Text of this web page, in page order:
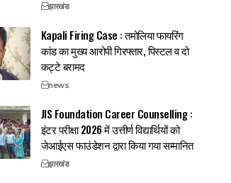
झारखंड
Kapali Firing Case : तमोलिया फायरिंग
कांड का मुख्य आरोपी गिरफ्तार, पिस्टल व दो
कट्टे बरामद
news
JIS Foundation Career Counselling :
इंटर परीक्षा 2026 में उत्तीर्ण विद्यार्थियों को
जेआईएस फाउंडेशन द्वारा किया गया सम्मानित
झारखंड